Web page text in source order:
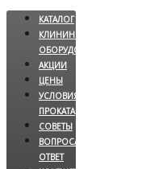
КАТАЛОГ
КЛИНИНГОВОЕ
ОБОРУДОВАНИЕ
АКЦИИ
ЦЕНЫ
УСЛОВИЯ
ПРОКАТА
СОВЕТЫ
ВОПРОС/
ОТВЕТ